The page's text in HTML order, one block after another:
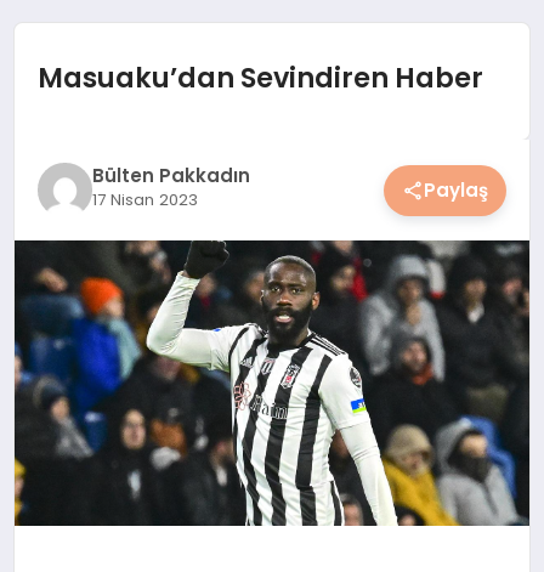
KADIN
SAĞLIK
SPOR & FITNESS
YAŞAM
YEMEK
KIMDIR?
HESAPLAMALAR
Masuaku’dan Sevindiren Haber
Bülten Pakkadın
17 Nisan 2023 Paylaş